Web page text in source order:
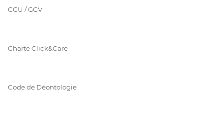
CGU / GGV
Charte Click&Care
Code de Déontologie